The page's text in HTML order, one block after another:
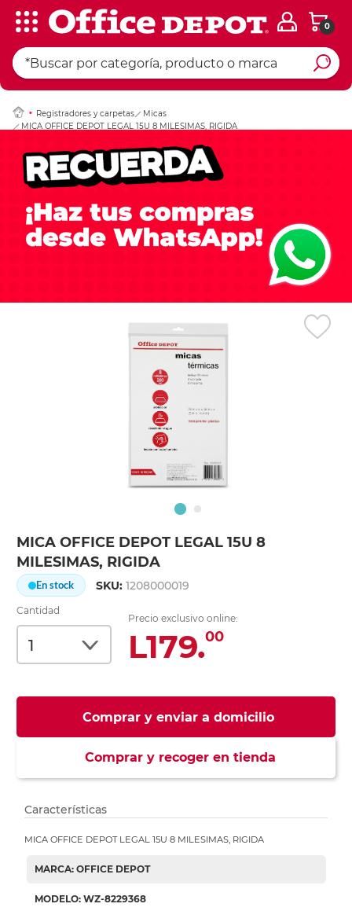
0
Registradores y carpetas
Micas
MICA OFFICE DEPOT LEGAL 15U 8 MILESIMAS, RIGIDA
MICA OFFICE DEPOT LEGAL 15U 8
MILESIMAS, RIGIDA
En stock SKU:1208000019
Cantidad
Precio exclusivo online:
L179.00
Comprar y enviar a domicilio
Comprar y recoger en tienda
Ingresar Codigo
Características
MICA OFFICE DEPOT LEGAL 15U 8 MILESIMAS, RIGIDA
MARCA: OFFICE DEPOT
MODELO: WZ-8229368